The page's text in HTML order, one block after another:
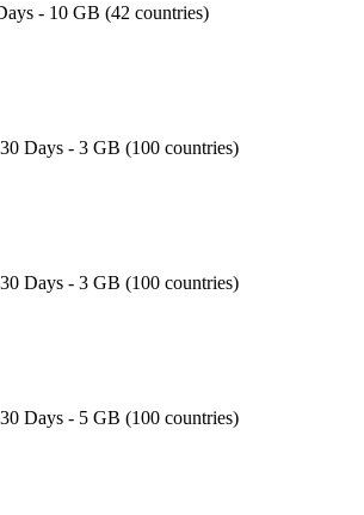
- 10 GB (42 countries)
Days - 3 GB (100 countries)
Days - 3 GB (100 countries)
Days - 5 GB (100 countries)